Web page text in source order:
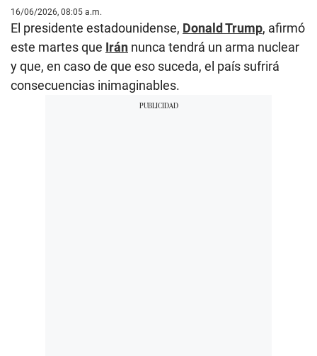
16/06/2026, 08:05 a.m.
El presidente estadounidense, Donald Trump, afirmó
este martes que Irán nunca tendrá un arma nuclear
y que, en caso de que eso suceda, el país sufrirá
consecuencias inimaginables.